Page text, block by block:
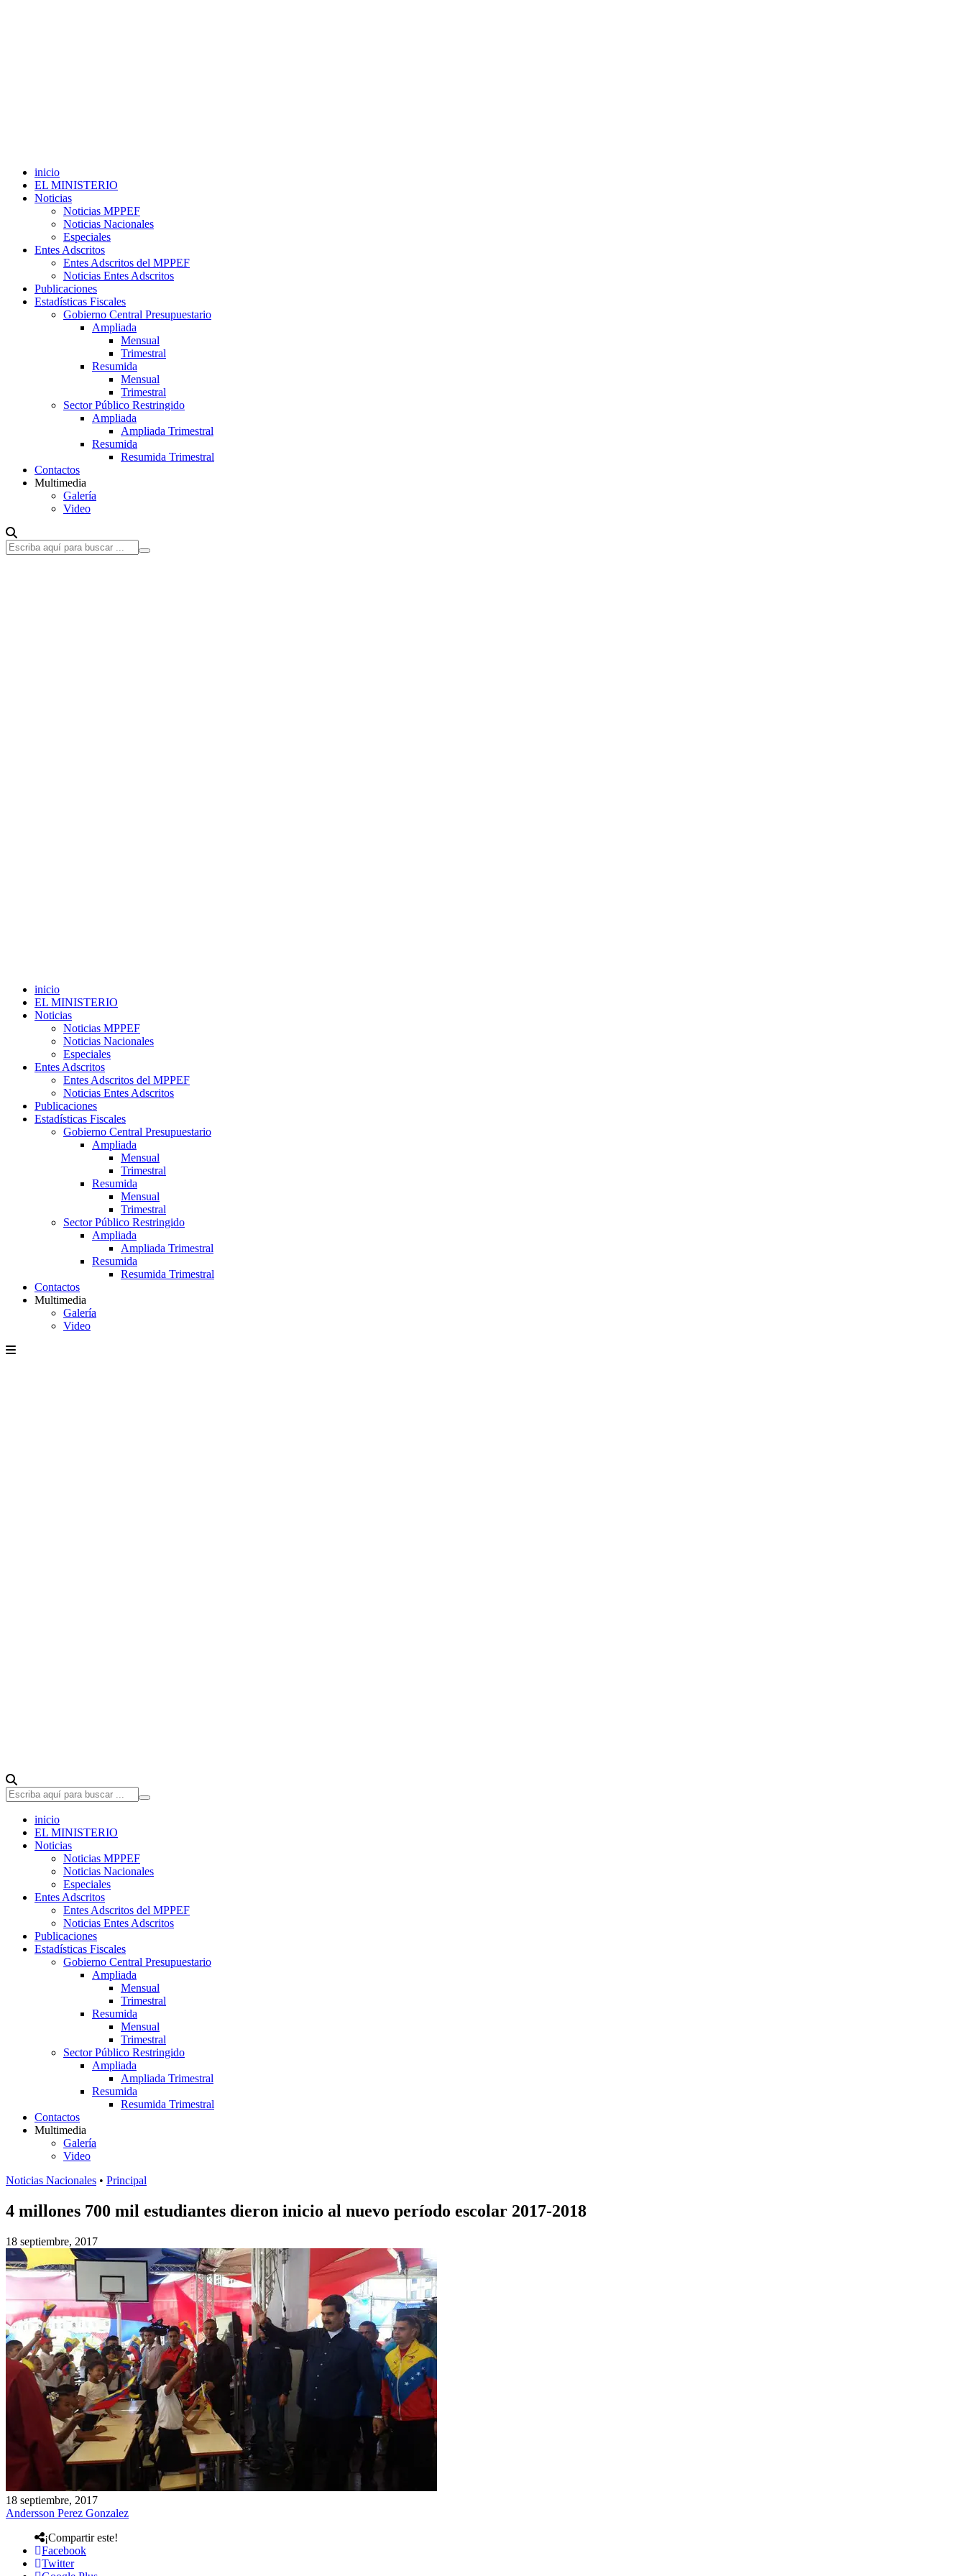
inicio
EL MINISTERIO
Noticias
Noticias MPPEF
Noticias Nacionales
Especiales
Entes Adscritos
Entes Adscritos del MPPEF
Noticias Entes Adscritos
Publicaciones
Estadísticas Fiscales
Gobierno Central Presupuestario
Ampliada
Mensual
Trimestral
Resumida
Mensual
Trimestral
Sector Público Restringido
Ampliada
Ampliada Trimestral
Resumida
Resumida Trimestral
Contactos
Multimedia
Galería
Video
inicio
EL MINISTERIO
Noticias
Noticias MPPEF
Noticias Nacionales
Especiales
Entes Adscritos
Entes Adscritos del MPPEF
Noticias Entes Adscritos
Publicaciones
Estadísticas Fiscales
Gobierno Central Presupuestario
Ampliada
Mensual
Trimestral
Resumida
Mensual
Trimestral
Sector Público Restringido
Ampliada
Ampliada Trimestral
Resumida
Resumida Trimestral
Contactos
Multimedia
Galería
Video
inicio
EL MINISTERIO
Noticias
Noticias MPPEF
Noticias Nacionales
Especiales
Entes Adscritos
Entes Adscritos del MPPEF
Noticias Entes Adscritos
Publicaciones
Estadísticas Fiscales
Gobierno Central Presupuestario
Ampliada
Mensual
Trimestral
Resumida
Mensual
Trimestral
Sector Público Restringido
Ampliada
Ampliada Trimestral
Resumida
Resumida Trimestral
Contactos
Multimedia
Galería
Video
Noticias Nacionales • Principal
4 millones 700 mil estudiantes dieron inicio al nuevo período escolar 2017-2018
18 septiembre, 2017
18 septiembre, 2017
Andersson Perez Gonzalez
¡Compartir este!
Facebook
Twitter